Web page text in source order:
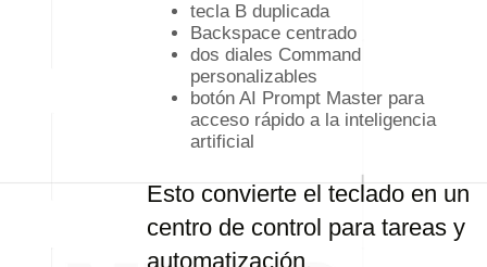
tecla B duplicada
Backspace centrado
dos diales Command
personalizables
botón AI Prompt Master para
acceso rápido a la inteligencia
artificial
Esto convierte el teclado en un
centro de control para tareas y
automatización.